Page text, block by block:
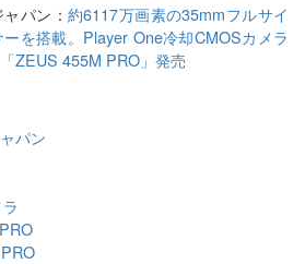
パン： 約6117万画素の35mmフルサイ
を搭載。Player One冷却CMOSカメラ
ZEUS 455M PRO」発売
パン